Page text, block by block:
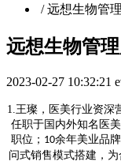
/远想生物管
远想生物管
2023-02-27 10:32:21
1.王璨， 医美行业资深
任职于国内外知名医
职位； 10余年美业品
问式销售模式搭建，